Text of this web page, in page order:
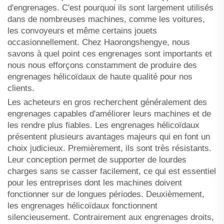
d'engrenages. C'est pourquoi ils sont largement utilisés
dans de nombreuses machines, comme les voitures,
les convoyeurs et même certains jouets
occasionnellement. Chez Haorongshengye, nous
savons à quel point ces engrenages sont importants et
nous nous efforçons constamment de produire des
engrenages hélicoïdaux de haute qualité pour nos
clients.
Les acheteurs en gros recherchent généralement des
engrenages capables d'améliorer leurs machines et de
les rendre plus fiables. Les engrenages hélicoïdaux
présentent plusieurs avantages majeurs qui en font un
choix judicieux. Premièrement, ils sont très résistants.
Leur conception permet de supporter de lourdes
charges sans se casser facilement, ce qui est essentiel
pour les entreprises dont les machines doivent
fonctionner sur de longues périodes. Deuxièmement,
les engrenages hélicoïdaux fonctionnent
silencieusement. Contrairement aux engrenages droits,